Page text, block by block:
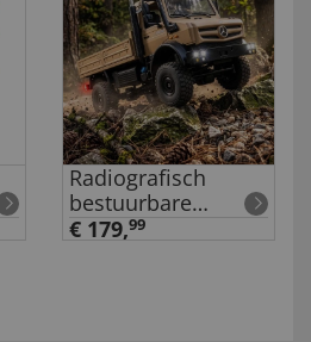
Radiografisch
bestuurbare
Mercedes-Benz
€ 179,99